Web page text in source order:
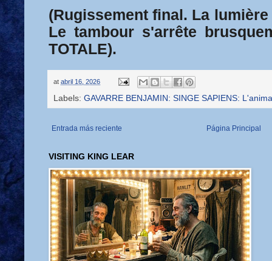
(Rugissement final. La
Le tambour s'arrête
TOTALE).
at abril 16, 2026
Labels: GAVARRE BENJAMIN: SINGE SAPIENS:
Entrada más reciente Página Principal
VISITING KING LEAR